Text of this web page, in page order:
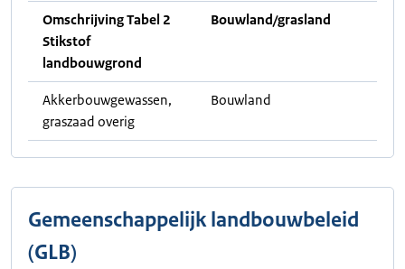
Omschrijving Tabel 2
Stikstof
landbouwgrond
Bouwland/grasland
Akkerbouwgewassen,
graszaad overig
Bouwland
Gemeenschappelijk landbouwbeleid
(GLB)